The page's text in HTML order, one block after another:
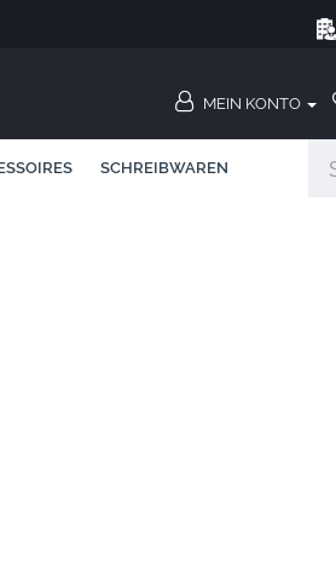
MEIN KONTO
SCHREIBWAREN